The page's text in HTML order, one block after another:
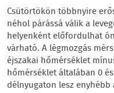
Csütörtökön többnyire
néhol párássá válik a
helyenként előfordulhat
várható. A légmozgás
éjszakai hőmérséklet
hőmérséklet általában 0
délnyugaton lesz enyhébb